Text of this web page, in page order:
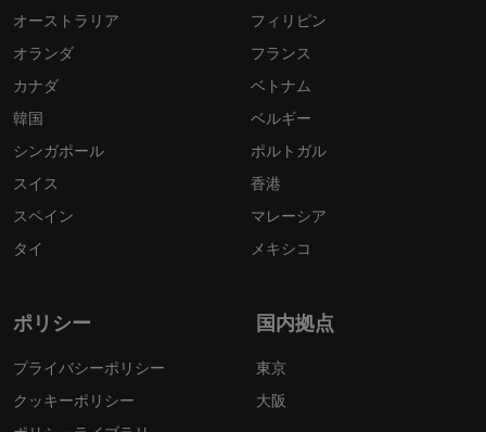
オーストラリア
オランダ
カナダ
韓国
シンガポール
スイス
スペイン
タイ
フィリピン
フランス
ベトナム
ベルギー
ポルトガル
香港
マレーシア
メキシコ
ポリシー
プライバシーポリシー
クッキーポリシー
国内拠点
東京
大阪